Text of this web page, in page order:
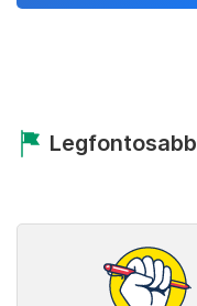
Legfontosabb